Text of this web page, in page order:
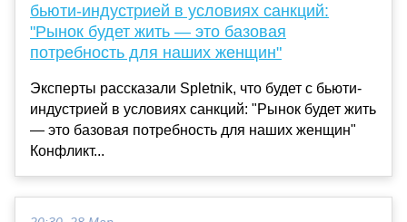
бьюти-индустрией в условиях санкций:
"Рынок будет жить — это базовая
потребность для наших женщин"
Эксперты рассказали Spletnik, что будет с бьюти-
индустрией в условиях санкций: "Рынок будет жить
— это базовая потребность для наших женщин"
Конфликт...